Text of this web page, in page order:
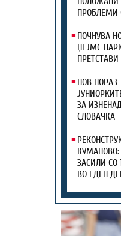
ПРОБЛЕМИ
ПОЧНУВА
ЏЕЈМС
НОВ ПОРАЗ
ЗА
СЛОВАЧКА
ЗАСИЛИ СО
ВО ЕДЕН